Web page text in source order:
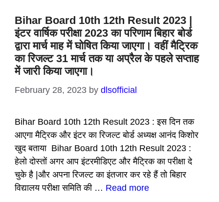
Bihar Board 10th 12th Result 2023 |
इंटर वार्षिक परीक्षा 2023 का परिणाम बिहार बोर्ड
द्वारा मार्च माह में घोषित किया जाएगा। वहीं मैट्रिक
का रिजल्ट 31 मार्च तक या अप्रैल के पहले सप्ताह
में जारी किया जाएगा।
February 28, 2023 by dlsofficial
Bihar Board 10th 12th Result 2023 : इस दिन तक
आएगा मैट्रिक और इंटर का रिजल्ट बोर्ड अध्यक्ष आनंद किशोर
खुद बताया Bihar Board 10th 12th Result 2023 :
हेलो दोस्तों अगर आप इंटरमीडिएट और मैट्रिक का परीक्षा दे
चुके है |और अपना रिजल्ट का इंतजार कर रहे हैं तो बिहार
विद्यालय परीक्षा समिति की … Read more